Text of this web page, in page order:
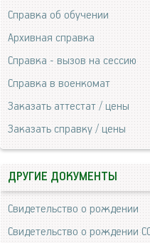
Справка об обучении
Архивная справка
Справка - вызов на сессию
Справка в военкомат
Заказать аттестат / цены
Заказать справку / цены
ДРУГИЕ ДОКУМЕНТЫ
Свидетельство о рождении
Свидетельство о рождении